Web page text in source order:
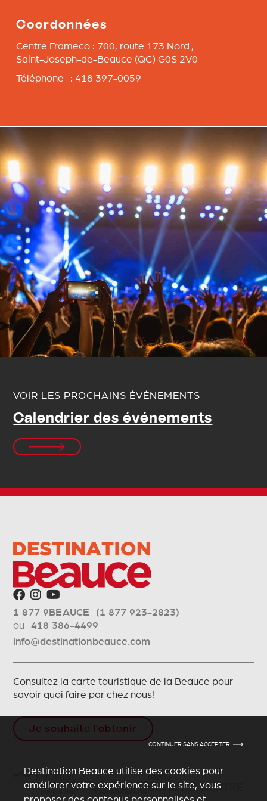
CONTINUER SANS ACCEPTER
Destination Beauce utilise des cookies pour
améliorer votre expérience sur le site, vous
Coordonnées
Centre Frameco : 700, route 173 Nord ,
Saint-Joseph-de-Beauce (QC) G0S 2V0
Téléphone : 418 397-0059
VOIR LES PROCHAINS ÉVÉNEMENTS
Calendrier des événements
1 877 9BEAUCE (1 877 923-2823)
ou418 386-4499
info@destinationbeauce.com
Consultez la carte touristique de la Beauce pour
savoir quoi faire par chez nous!
Je souhaite l'obtenir